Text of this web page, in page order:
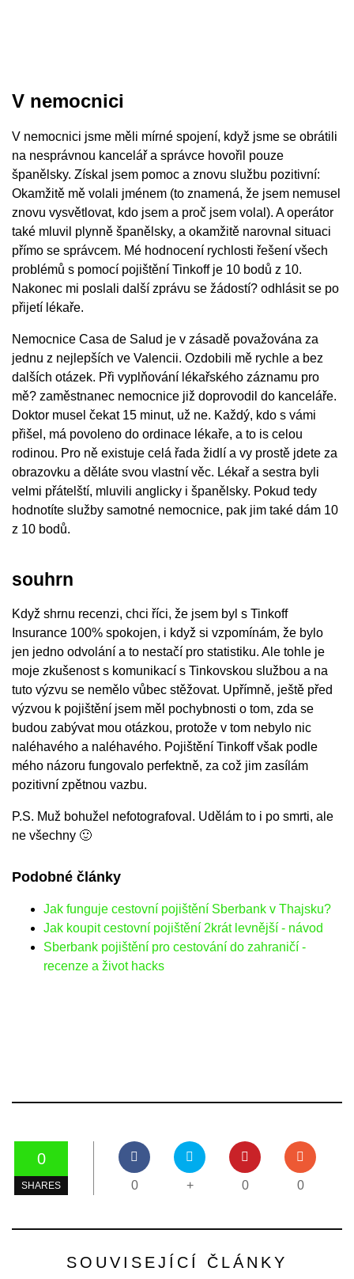
V nemocnici
V nemocnici jsme měli mírné spojení, když jsme se obrátili
na nesprávnou kancelář a správce hovořil pouze
španělsky. Získal jsem pomoc a znovu službu pozitivní:
Okamžitě mě volali jménem (to znamená, že jsem nemusel
znovu vysvětlovat, kdo jsem a proč jsem volal). A operátor
také mluvil plynně španělsky, a okamžitě narovnal situaci
přímo se správcem. Mé hodnocení rychlosti řešení všech
problémů s pomocí pojištění Tinkoff je 10 bodů z 10.
Nakonec mi poslali další zprávu se žádostí? odhlásit se po
přijetí lékaře.
Nemocnice Casa de Salud je v zásadě považována za
jednu z nejlepších ve Valencii. Ozdobili mě rychle a bez
dalších otázek. Při vyplňování lékařského záznamu pro
mě? zaměstnanec nemocnice již doprovodil do kanceláře.
Doktor musel čekat 15 minut, už ne. Každý, kdo s vámi
přišel, má povoleno do ordinace lékaře, a to is celou
rodinou. Pro ně existuje celá řada židlí a vy prostě jdete za
obrazovku a děláte svou vlastní věc. Lékař a sestra byli
velmi přátelští, mluvili anglicky i španělsky. Pokud tedy
hodnotíte služby samotné nemocnice, pak jim také dám 10
z 10 bodů.
souhrn
Když shrnu recenzi, chci říci, že jsem byl s Tinkoff
Insurance 100% spokojen, i když si vzpomínám, že bylo
jen jedno odvolání a to nestačí pro statistiku. Ale tohle je
moje zkušenost s komunikací s Tinkovskou službou a na
tuto výzvu se nemělo vůbec stěžovat. Upřímně, ještě před
výzvou k pojištění jsem měl pochybnosti o tom, zda se
budou zabývat mou otázkou, protože v tom nebylo nic
naléhavého a naléhavého. Pojištění Tinkoff však podle
mého názoru fungovalo perfektně, za což jim zasílám
pozitivní zpětnou vazbu.
P.S. Muž bohužel nefotografoval. Udělám to i po smrti, ale
ne všechny 🙂
Podobné články
Jak funguje cestovní pojištění Sberbank v Thajsku?
Jak koupit cestovní pojištění 2krát levnější - návod
Sberbank pojištění pro cestování do zahraničí -
recenze a život hacks
0
SHARES 0 + 0 0
SOUVISEJÍCÍ ČLÁNKY